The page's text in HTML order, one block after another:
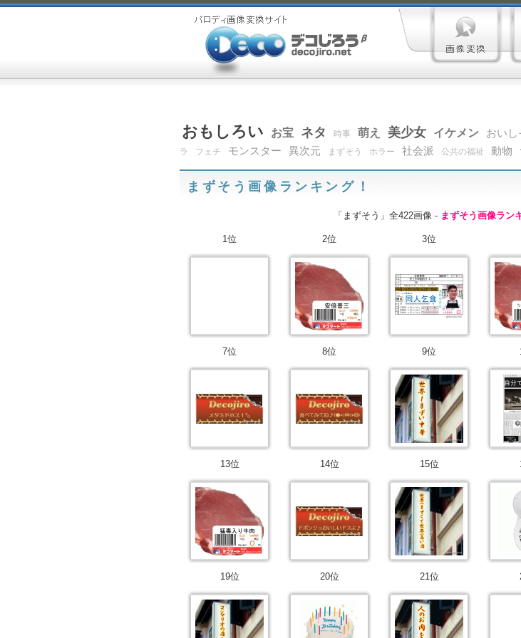
おもしろい お宝 ネタ 時事 萌え 美少女 イケメン おいし
ラ
フェチ モンスター 異次元 まずそう ホラー 社会派 公共の福祉 動物
まずそう画像ランキング！
「まずそう」全422画像 - まずそう画像ラン
1位 2位 3位
7位 8位 9位
13位 14位 15位
19位 20位 21位